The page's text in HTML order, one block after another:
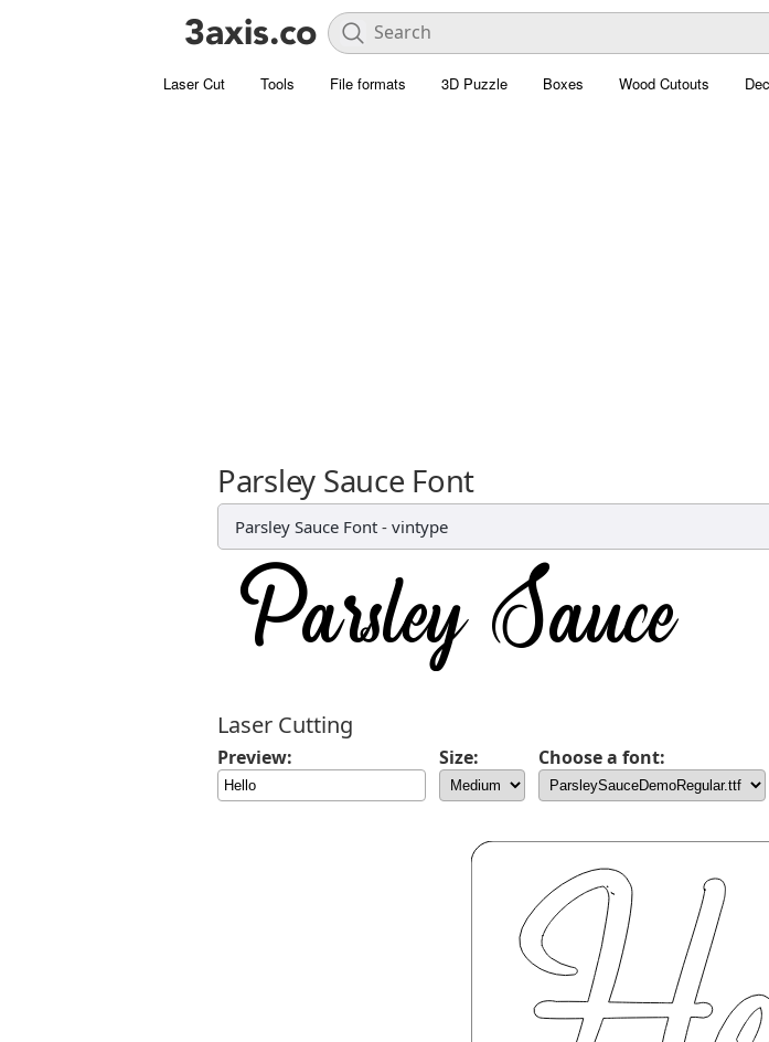
Laser Cut Tools File formats 3D Puzzle Boxes Wood Cutouts
Parsley Sauce Font
Parsley Sauce Font - vintype
Laser Cutting
Preview: Size: Choose a font: